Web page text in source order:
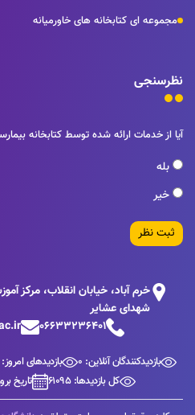
مجموعه ای کتابخانه های خاورمیانه
نظرسنجی
آیا از خدمات ارائه شده توسط کتابخانه
بله
خیر
ثبت نظر
خرم آباد، خیابان انقلاب، مرکز
شهدای عشایر
06633236401
بازدیدکنندگان آنلاین: 0 بازدیدهای امروز:
کل بازدیدها: 61095
تاریخ بروز